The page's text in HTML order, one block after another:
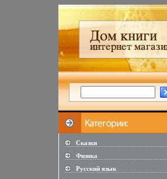
Сказки
............................................................
Физика
............................................................
Русский язык
............................................................